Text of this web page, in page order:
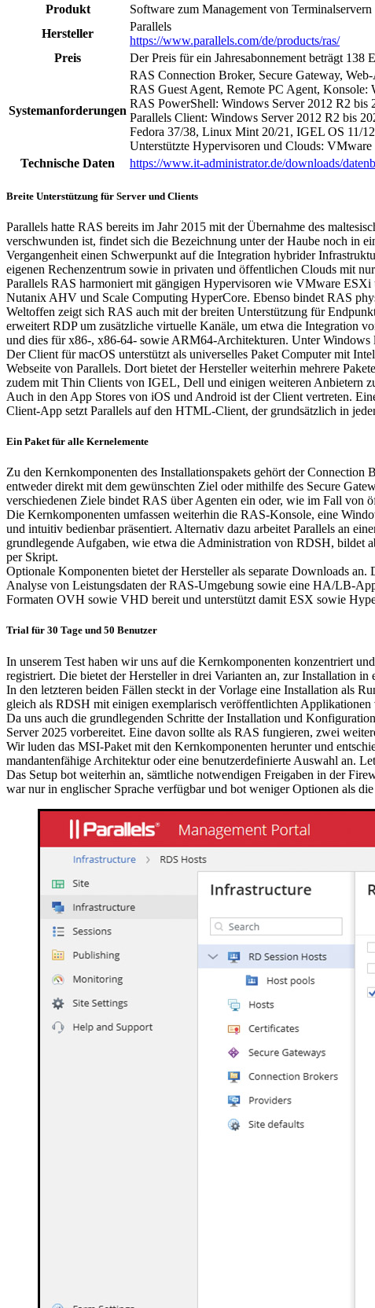
Produkt
Software zum Management von
Hersteller
Parallels
https://www.parallels.com/de/products/ras/
Preis
Der Preis für ein Jahresabonnement beträgt
Systemanforderungen
RAS Connection Broker, Secure Gateway,
RAS Guest Agent, Remote PC Agent, Konsole:
RAS PowerShell: Windows Server 2012 R2
Parallels Client: Windows Server 2012 R2 bis
Fedora 37/38, Linux Mint 20/21, IGEL OS 11/
Unterstützte Hypervisoren und Clouds:
Technische Daten
https://www.it-administrator.de/downloads/
Breite Unterstützung für Server und Clients
Parallels hatte RAS bereits im Jahr 2015 mit der Übernahme des
verschwunden ist, findet sich die Bezeichnung unter der Haube noch in
Vergangenheit einen Schwerpunkt auf die Integration hybrider
eigenen Rechenzentrum sowie in privaten und öffentlichen Clouds mit
Parallels RAS harmoniert mit gängigen Hypervisoren wie VMware
Nutanix AHV und Scale Computing HyperCore. Ebenso bindet RAS
Weltoffen zeigt sich RAS auch mit der breiten Unterstützung für
erweitert RDP um zusätzliche virtuelle Kanäle, um etwa die Integration
und dies für x86-, x86-64- sowie ARM64-Architekturen. Unter
Der Client für macOS unterstützt als universelles Paket Computer mit
Webseite von Parallels. Dort bietet der Hersteller weiterhin mehrere
zudem mit Thin Clients von IGEL, Dell und einigen weiteren Anbietern
Auch in den App Stores von iOS und Android ist der Client vertreten.
Client-App setzt Parallels auf den HTML-Client, der grundsätzlich in
Ein Paket für alle Kernelemente
Zu den Kernkomponenten des Installationspakets gehört der
entweder direkt mit dem gewünschten Ziel oder mithilfe des Secure
verschiedenen Ziele bindet RAS über Agenten ein oder, wie im Fall
Die Kernkomponenten umfassen weiterhin die RAS-Konsole, eine
und intuitiv bedienbar präsentiert. Alternativ dazu arbeitet Parallels an
grundlegende Aufgaben, wie etwa die Administration von RDSH, bildet
per Skript.
Optionale Komponenten bietet der Hersteller als separate Downloads
Analyse von Leistungsdaten der RAS-Umgebung sowie eine HA/LB-
Formaten OVH sowie VHD bereit und unterstützt damit ESX sowie
Trial für 30 Tage und 50 Benutzer
In unserem Test haben wir uns auf die Kernkomponenten konzentriert
registriert. Die bietet der Hersteller in drei Varianten an, zur Installation
In den letzteren beiden Fällen steckt in der Vorlage eine Installation als
gleich als RDSH mit einigen exemplarisch veröffentlichten
Da uns auch die grundlegenden Schritte der Installation und
Server 2025 vorbereitet. Eine davon sollte als RAS fungieren, zwei
Wir luden das MSI-Paket mit den Kernkomponenten herunter und
mandantenfähige Architektur oder eine benutzerdefinierte Auswahl an.
Das Setup bot weiterhin an, sämtliche notwendigen Freigaben in der
war nur in englischer Sprache verfügbar und bot weniger Optionen als